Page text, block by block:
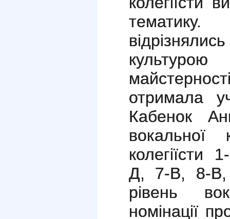
тематику.
отримала
Кабенок
колегіїсти
Д, 7-В, 8-В,
рівень
номінації